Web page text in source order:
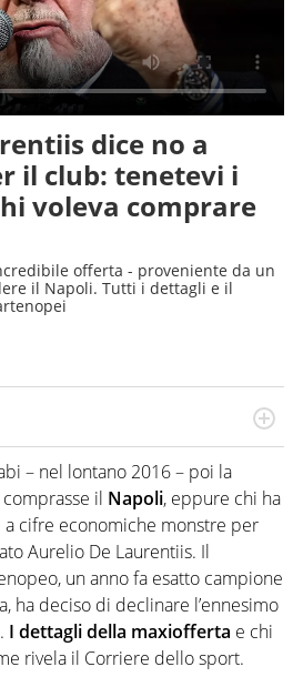
dice no a
il club: tenetevi i
voleva comprare
offerta - proveniente da un
il Napoli. Tutti i dettagli e il
lo sport in tutte le
l'apice quando ha modo di
ai grandi protagonisti
– nel lontano 2016 – poi la
il Napoli, eppure chi ha
cifre economiche monstre per
Aurelio De Laurentiis. Il
un anno fa esatto campione
ha deciso di declinare l’ennesimo
I dettagli della maxiofferta e chi
rivela il Corriere dello sport.